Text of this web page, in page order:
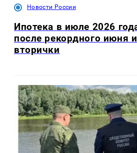
Новости России
Ипотека в июле 2026
после рекордного июня
вторички